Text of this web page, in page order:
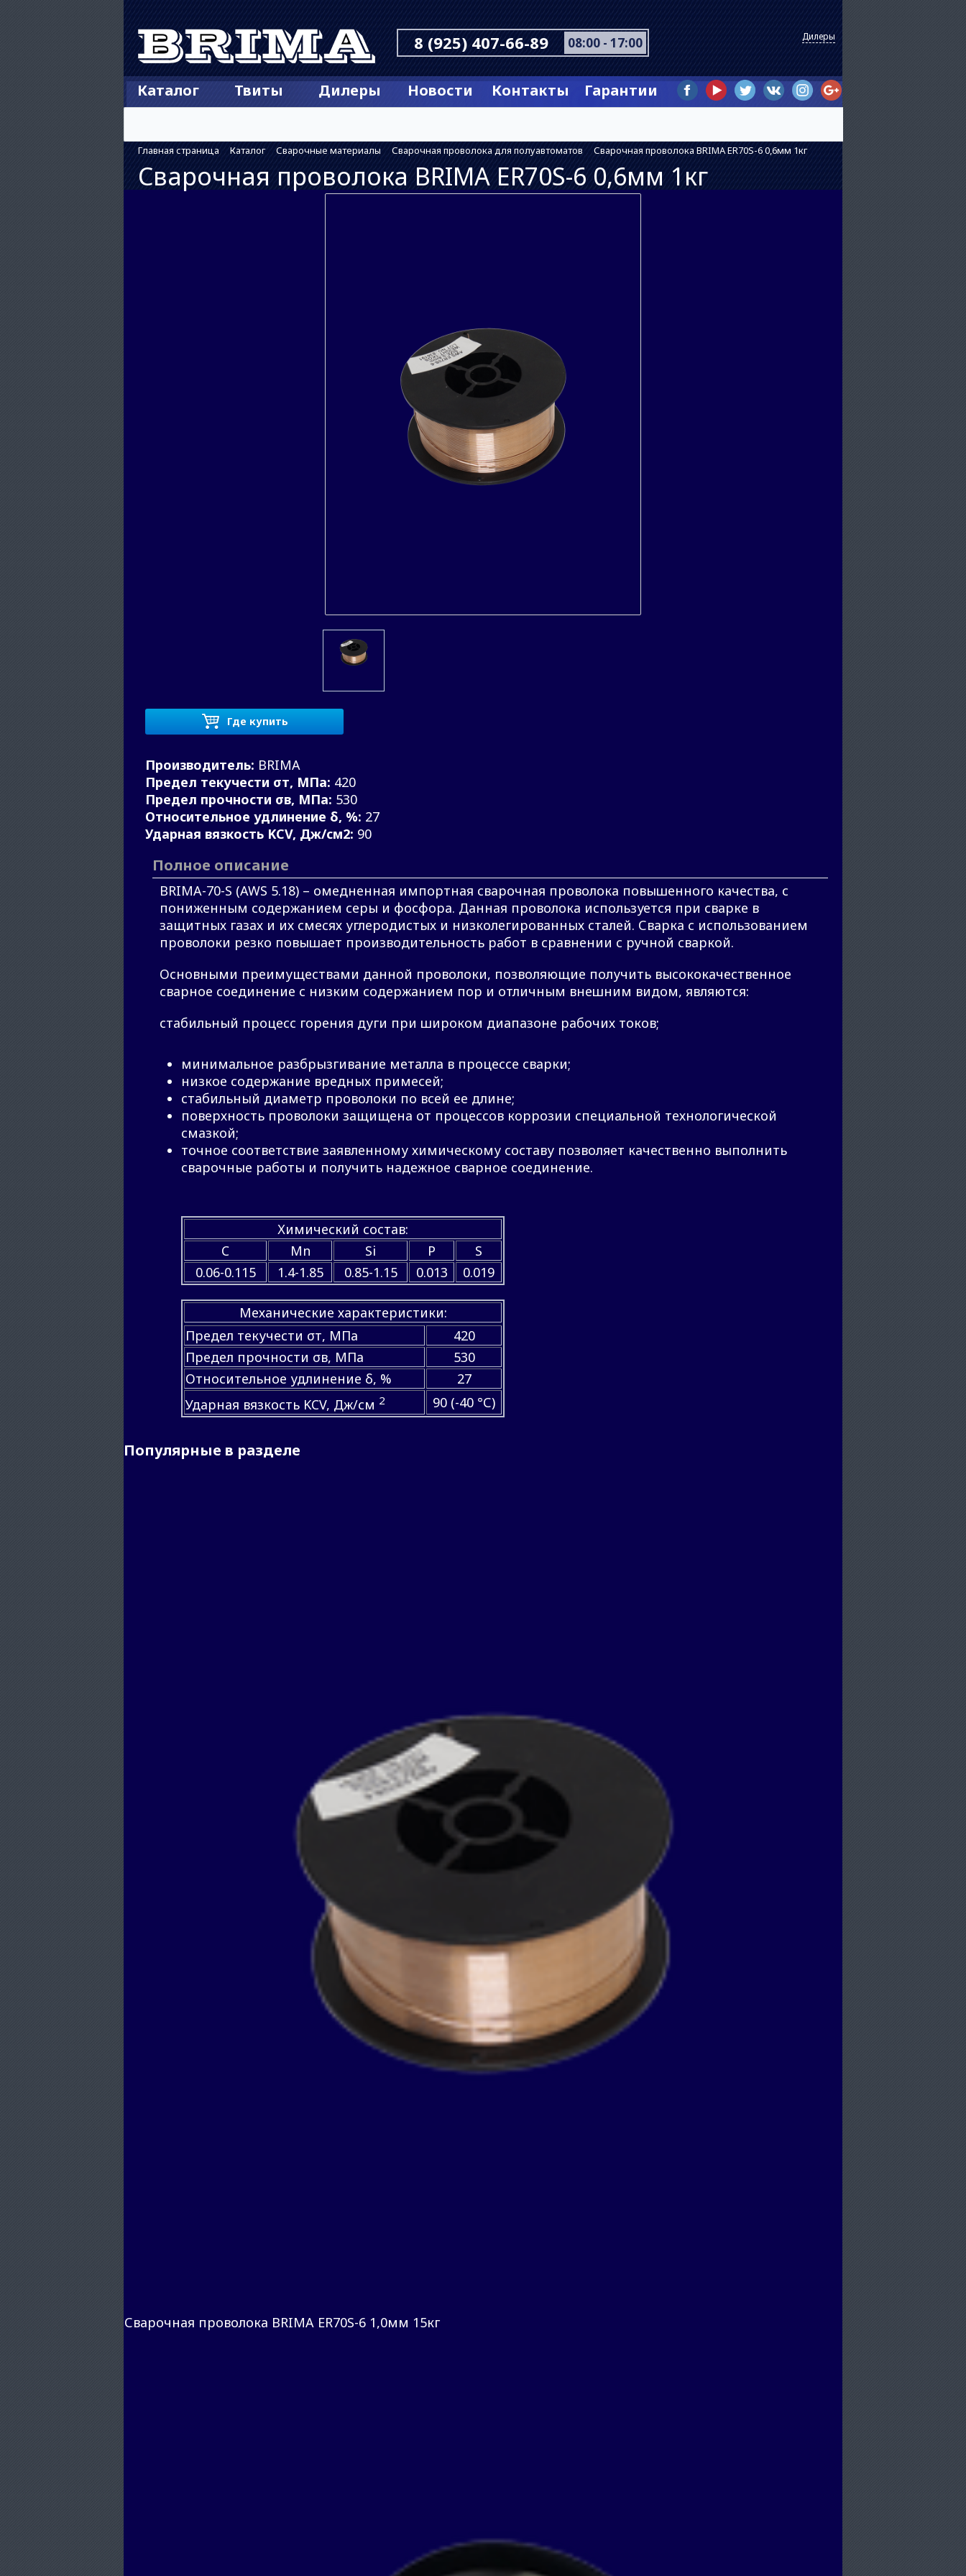
8 (925) 407-66-89 08:00 - 17:00 Дилеры
Каталог Твиты Дилеры Новости Контакты Гарантии
Главная страница Каталог Сварочные материалы Сварочная проволока для полуавтоматов Сварочная проволока BRIMA ER70S-6 0,6мм 1кг
Сварочная проволока BRIMA ER70S-6 0,6мм 1кг
Где купить
Производитель: BRIMA
Предел текучести σт, МПа: 420
Предел прочности σв, МПа: 530
Относительное удлинение δ, %: 27
Ударная вязкость KCV, Дж/см2: 90
Полное описание
BRIMA-70-S (AWS 5.18) – омедненная импортная сварочная проволока повышенного качества, с
пониженным содержанием серы и фосфора. Данная проволока используется при сварке в
защитных газах и их смесях углеродистых и низколегированных сталей. Сварка с использованием
проволоки резко повышает производительность работ в сравнении с ручной сваркой.
Основными преимуществами данной проволоки, позволяющие получить высококачественное
сварное соединение с низким содержанием пор и отличным внешним видом, являются:
стабильный процесс горения дуги при широком диапазоне рабочих токов;
минимальное разбрызгивание металла в процессе сварки;
низкое содержание вредных примесей;
стабильный диаметр проволоки по всей ее длине;
поверхность проволоки защищена от процессов коррозии специальной технологической
смазкой;
точное соответствие заявленному химическому составу позволяет качественно выполнить
сварочные работы и получить надежное сварное соединение.
Химический состав:
C
Mn Si P
S
0.06-0.115
1.4-1.85 0.85-1.15 0.013 0.019
Механические характеристики:
Предел текучести σт, МПа
420
Предел прочности σв, МПа
530
Относительное удлинение δ, %
27
Ударная вязкость KCV, Дж/см 2 90 (-40 °С)
Популярные в разделе
Сварочная проволока BRIMA ER70S-6 1,0мм 15кг